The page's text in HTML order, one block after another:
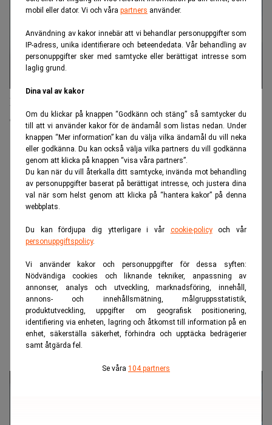
mobil eller dator. Vi och våra partners använder.
Användning av kakor innebär att vi behandlar personuppgifter som
IP-adress, unika identifierare och beteendedata. Vår behandling av
personuppgifter sker med samtycke eller berättigat intresse som
laglig grund.
Dina val av kakor
Om du klickar på knappen “Godkänn och stäng” så samtycker du
till att vi använder kakor för de ändamål som listas nedan. Under
knappen “Mer information” kan du välja vilka ändamål du vill neka
eller godkänna. Du kan också välja vilka partners du vill godkänna
genom att klicka på knappen “visa våra partners”.
Du kan när du vill återkalla ditt samtycke, invända mot behandling
av personuppgifter baserat på berättigat intresse, och justera dina
val när som helst genom att klicka på “hantera kakor” på denna
webbplats.
Du kan fördjupa dig ytterligare i vår cookie-policyoch vår
personuppgiftspolicy.
Vi använder kakor och personuppgifter för dessa syften:
Nödvändiga cookies och liknande tekniker, anpassning av
annonser, analys och utveckling, marknadsföring, innehåll,
annons- och innehållsmätning, målgruppsstatistik,
produktutveckling, uppgifter om geografisk positionering,
identifiering via enheten, lagring och åtkomst till information på en
enhet, säkerställa säkerhet, förhindra och upptäcka bedrägerier
samt åtgärda fel.
Se våra 104 partners
Psykisk ohälsa växer – här är branschen som
drabbas hårdast
ANNONS